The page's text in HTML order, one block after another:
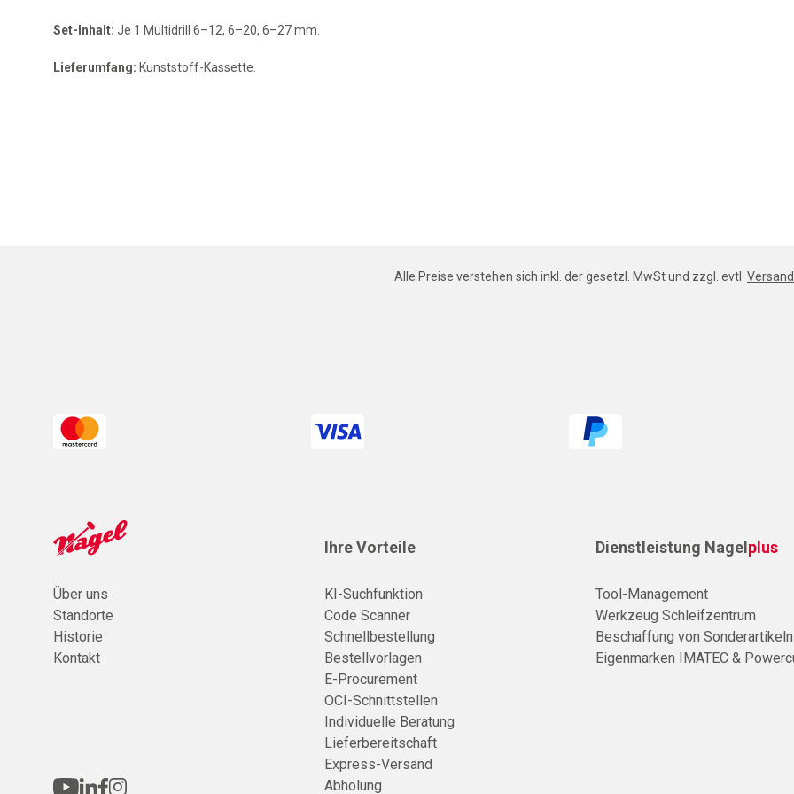
Set-Inhalt: Je 1 Multidrill 6–12, 6–20, 6–27 mm.
Lieferumfang: Kunststoff-Kassette.
Alle Preise verstehen sich inkl. der gesetzl. MwSt und zzgl. evtl. Versand
Über uns
Standorte
Historie
Kontakt
Ihre Vorteile
KI-Suchfunktion
Code Scanner
Schnellbestellung
Bestellvorlagen
E-Procurement
OCI-Schnittstellen
Individuelle Beratung
Lieferbereitschaft
Express-Versand
Abholung
Dienstleistung Nagel plus
Tool-Management
Werkzeug Schleifzentrum
Beschaffung von Sonderartikeln
Eigenmarken IMATEC &